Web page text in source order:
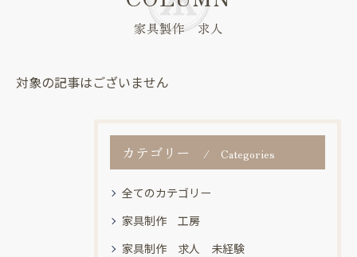
家具製作 求人
対象の記事はございません
カテゴリー Categories
全てのカテゴリー
家具制作 工房
家具制作 求人 未経験